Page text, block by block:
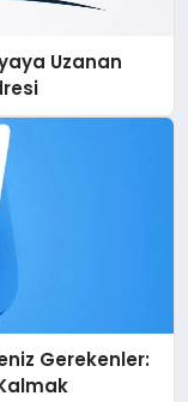
Uzanan
Gerekenler: